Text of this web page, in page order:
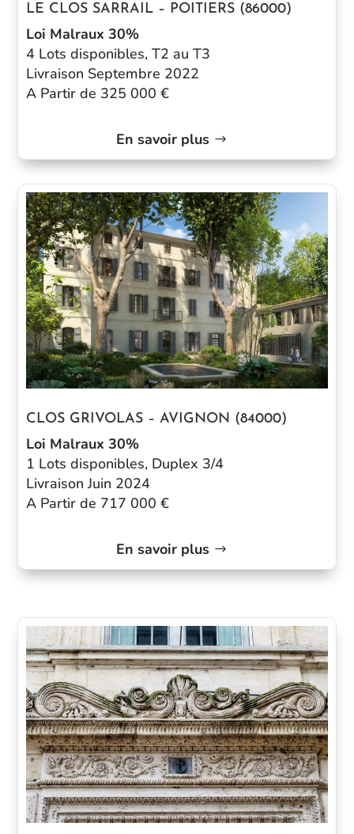
LE CLOS SARRAIL – POITIERS (86000)
Loi Malraux 30%
4 Lots disponibles, T2 au T3
Livraison Septembre 2022
A Partir de 325 000 €
En savoir plus
CLOS GRIVOLAS – AVIGNON (84000)
Loi Malraux 30%
1 Lots disponibles, Duplex 3/4
Livraison Juin 2024
A Partir de 717 000 €
En savoir plus